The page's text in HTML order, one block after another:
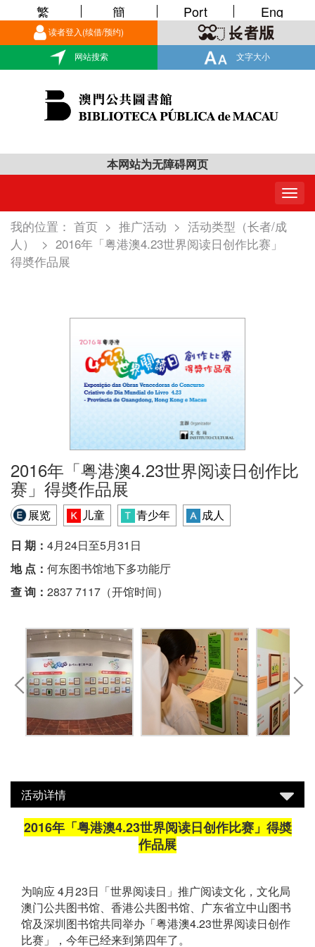
读者登入(续借/预约)
网站搜索 文字大小
繁 簡 Port Eng
本网站为无障碍网页
我的位置： 首页 > 推广活动 > 活动类型（长者/成
人）
> 2016年「粤港澳4.23世界阅读日创作比赛」
得奬作品展
2016年「粤港澳4.23世界阅读日创作比
赛」得奬作品展
展览 儿童 青少年
成人
日 期： 4月24日至5月31日
地 点： 何东图书馆地下多功能厅
查 询： 2837 7117（开馆时间）
活动详情
2016年「粤港澳4.23世界阅读日创作比赛」得奬
作品展
为响应 4月23日「世界阅读日」推广阅读文化，文化局
澳门公共图书馆、香港公共图书馆、广东省立中山图书
馆及深圳图书馆共同举办「粤港澳4.23世界阅读日创作
比赛」，今年已经来到第四年了。